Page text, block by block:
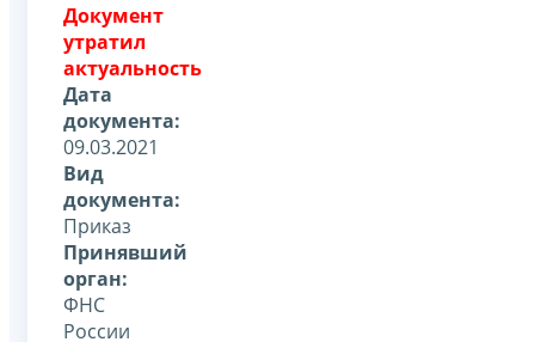
Документ
утратил
актуальность
Дата
документа:
09.03.2021
Вид
документа:
Приказ
Принявший
орган:
ФНС
России